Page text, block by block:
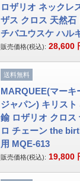
ロザリオ ネックレ
ザス クロス 天然
チバユウスケ ハル
販売価格(税込): 28,600
送料無料
MARQUEE(マーキ
ジャパン) キリス
鍮 ロザリオ クロス
ロ チェーン the
用 MQE-613
販売価格(税込): 19,800